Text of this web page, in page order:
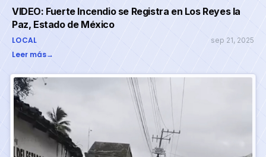
VIDEO: Fuerte Incendio se Registra en Los Reyes la
Paz, Estado de México
LOCAL sep 21, 2025
Leer más→